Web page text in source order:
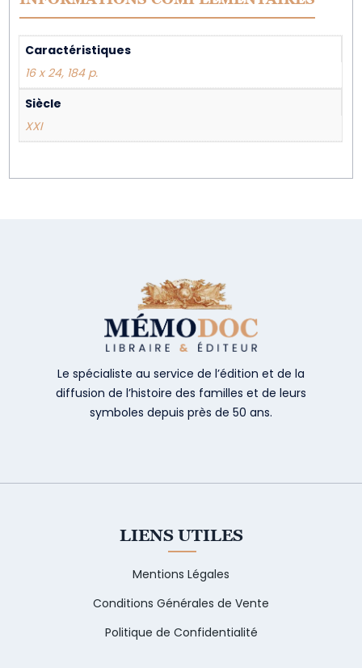
Caractéristiques
16 x 24, 184 p.
Siècle
XXI
Le spécialiste au service de l’édition et de la
diffusion de l’histoire des familles et de leurs
symboles depuis près de 50 ans.
LIENS UTILES
Mentions Légales
Conditions Générales de Vente
Politique de Confidentialité